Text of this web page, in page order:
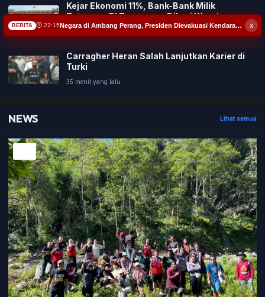
Olahraga
Ekonomi Bisnis
Healthstyle
Essai
Kuliner
Cerpen
Kolom
Puisi
Kejar Ekonomi 11%, Bank-Bank Milik
Tetangga RI Terancam-Diberi Warning
35 menit yang lalu
Carragher Heran Salah Lanjutkan Karier di
Turki
35 menit yang lalu
NEWS Lihat semua
x
BERITA 22:15 Negara di Ambang Perang, Presiden Dievakuasi Kendaraan Lapis Baja